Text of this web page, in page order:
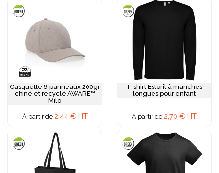
Casquette 6 panneaux 200gr
chiné et recyclé AWARE™
Milo
À partir de 2,44 € HT
T-shirt Estoril à manches
longues pour enfant
À partir de 2,70 € HT